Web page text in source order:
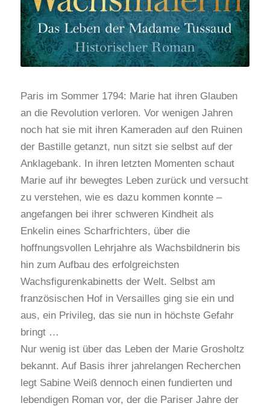
Paris im Sommer 1794: Marie hat ihren Glauben
an die Revolution verloren. Vor wenigen Jahren
noch hat sie mit ihren Kameraden auf den Ruinen
der Bastille getanzt, nun sitzt sie selbst auf der
Anklagebank. In ihren letzten Momenten schaut
Marie auf ihr bewegtes Leben zurück und versucht
zu verstehen, wie es dazu kommen konnte –
angefangen bei ihrer schweren Kindheit als
Enkelin eines Scharfrichters, über die
hoffnungsvollen Lehrjahre als Wachsbildnerin bis
hin zum Aufbau des erfolgreichsten
Wachsfigurenkabinetts der Welt. Selbst am
französischen Hof in Versailles ging sie ein und
aus, ein Privileg, das sie nun in höchste Gefahr
bringt …
Nur wenig ist über das Leben der Marie Grosholtz
bekannt. Auf Basis ihrer jahrelangen Recherchen
legt Sabine Weiß dennoch einen fundierten und
lebendigen Roman vor, der die Pariser Jahre der